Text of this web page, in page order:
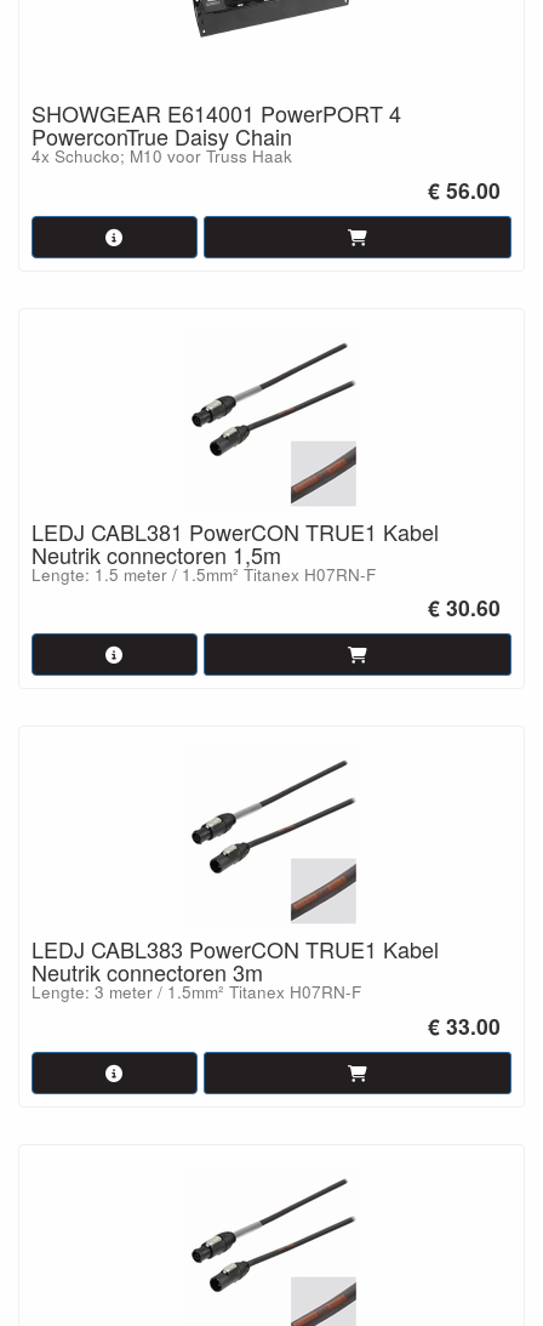
SHOWGEAR E614001 PowerPORT 4
PowerconTrue Daisy Chain
4x Schucko; M10 voor Truss Haak
€ 56.00
LEDJ CABL381 PowerCON TRUE1 Kabel
Neutrik connectoren 1,5m
Lengte: 1.5 meter / 1.5mm² Titanex H07RN-F
€ 30.60
LEDJ CABL383 PowerCON TRUE1 Kabel
Neutrik connectoren 3m
Lengte: 3 meter / 1.5mm² Titanex H07RN-F
€ 33.00